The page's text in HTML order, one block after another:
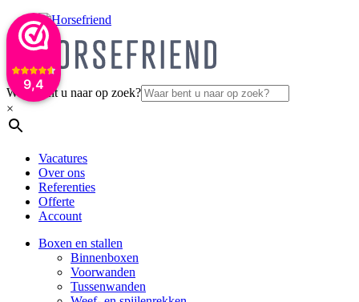
9,4
Waar bent u naar op zoek?
×
Vacatures
Over ons
Referenties
Offerte
Account
Boxen en stallen
Binnenboxen
Voorwanden
Tussenwanden